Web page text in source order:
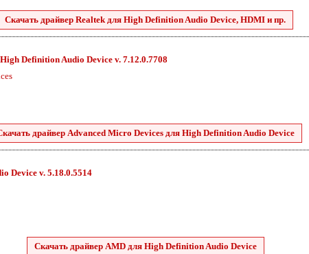
Скачать драйвер Realtek для High Definition Audio Device, HDMI и пр.
Definition Audio Device v. 7.12.0.7708
драйвер Advanced Micro Devices для High Definition Audio Device
Device v. 5.18.0.5514
Скачать драйвер AMD для High Definition Audio Device